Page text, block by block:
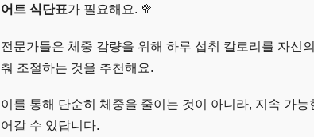
어트 식단표가 필요해요. 🥦
전문가들은 체중 감량을 위해 하루 섭취 칼로리를 자신
춰 조절하는 것을 추천해요.
이를 통해 단순히 체중을 줄이는 것이 아니라, 지속 가
어갈 수 있답니다.